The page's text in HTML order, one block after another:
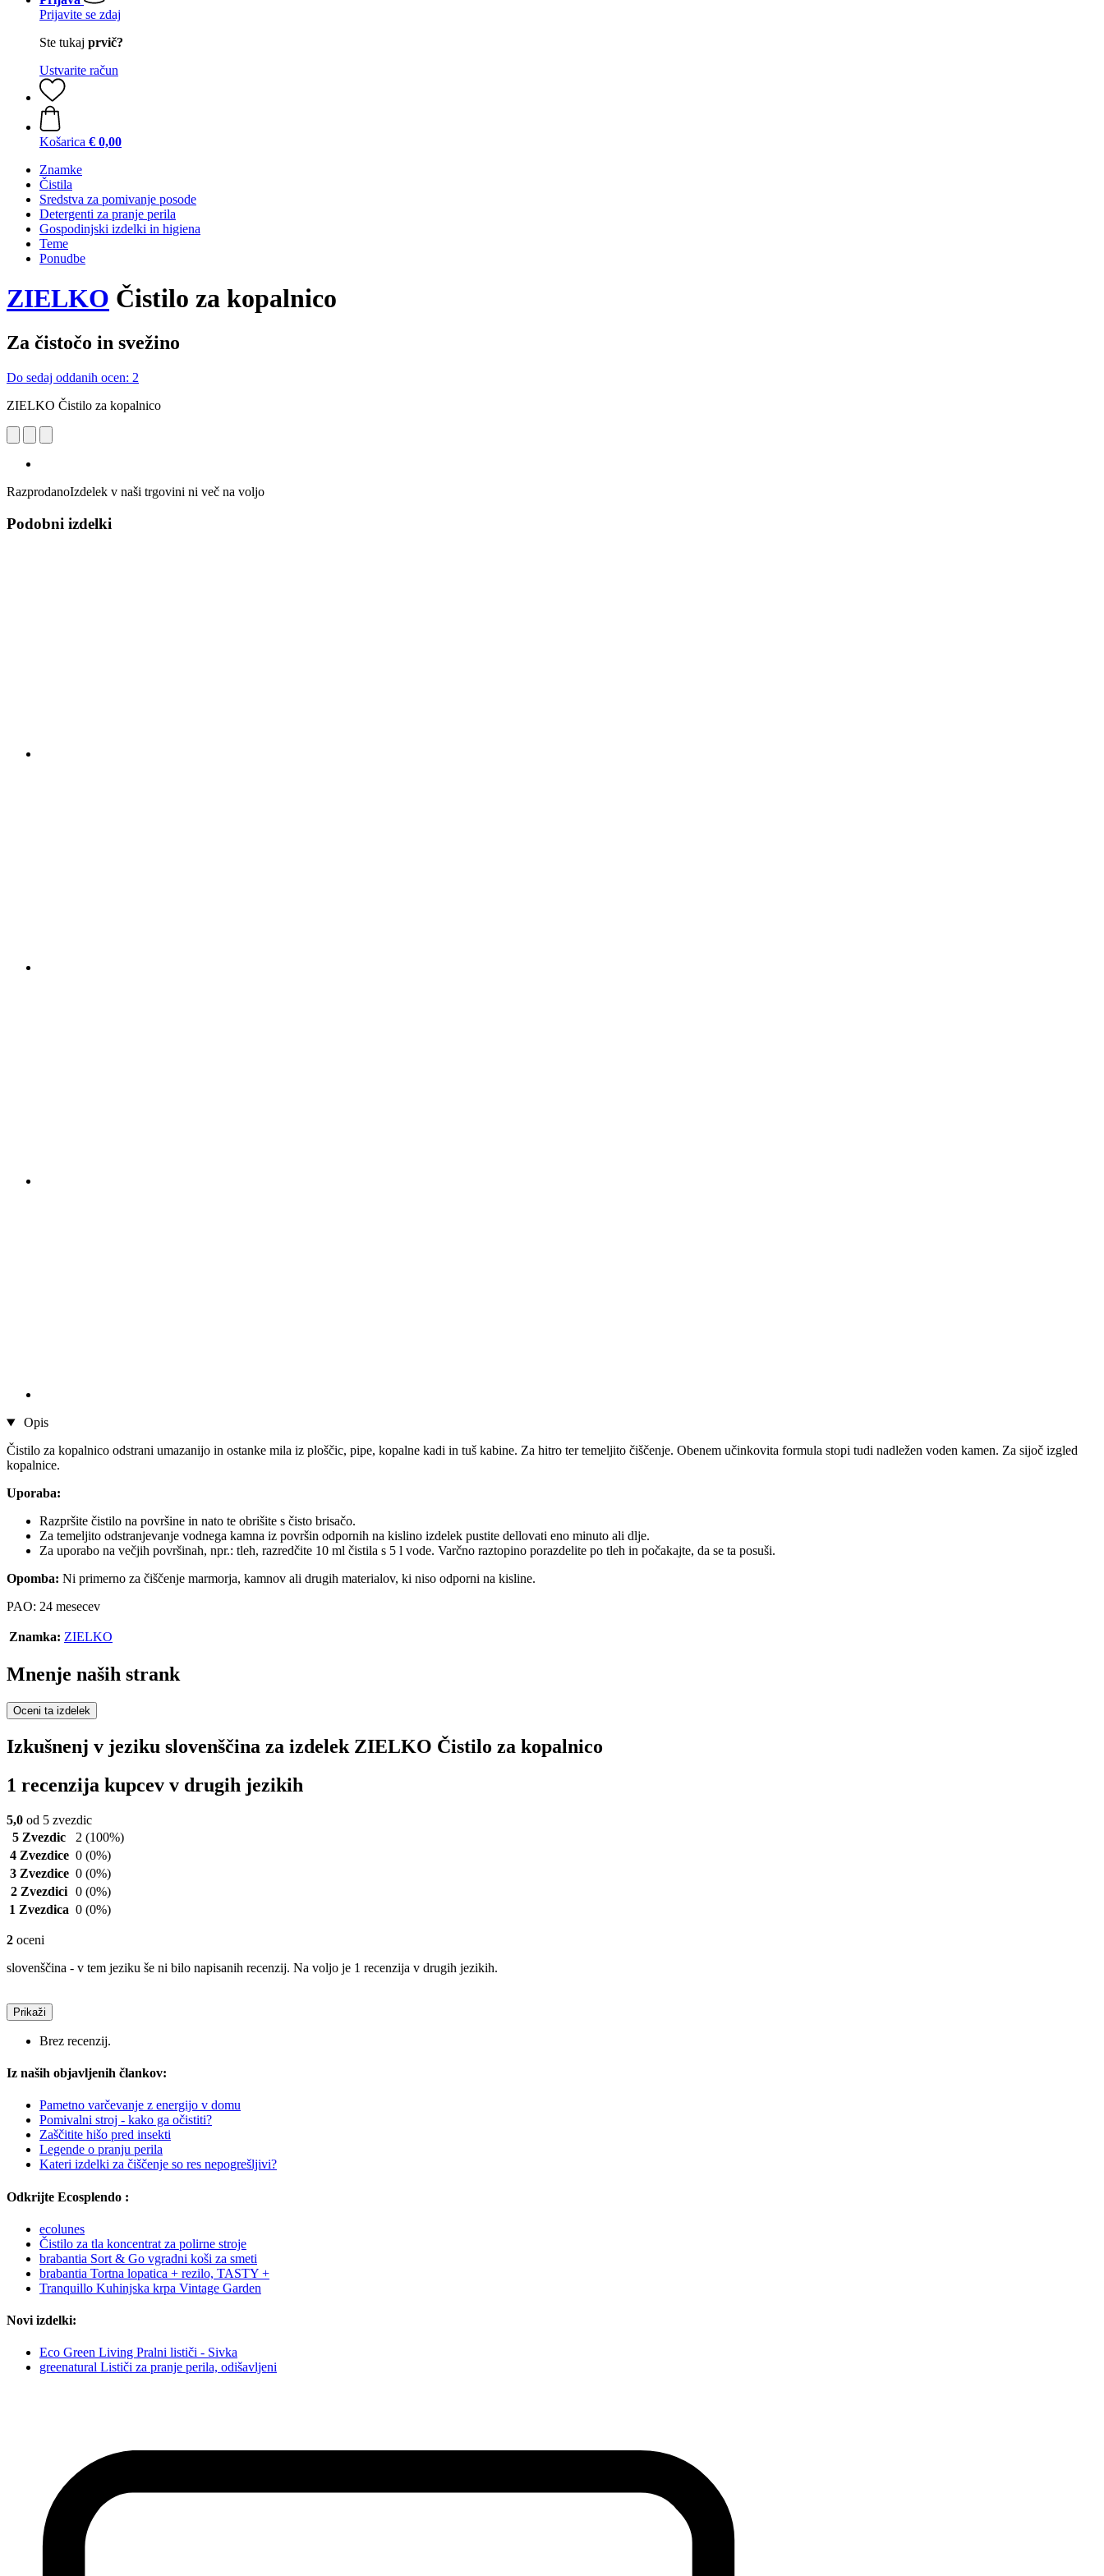
Prijavite se zdaj
Ste tukaj prvič?
Ustvarite račun
Košarica € 0,00
Znamke
Čistila
Sredstva za pomivanje posode
Detergenti za pranje perila
Gospodinjski izdelki in higiena
Teme
Ponudbe
ZIELKO Čistilo za kopalnico
Za čistočo in svežino
Do sedaj oddanih ocen: 2
ZIELKO Čistilo za kopalnico
RazprodanoIzdelek v naši trgovini ni več na voljo
Podobni izdelki
Opis
Čistilo za kopalnico odstrani umazanijo in ostanke mila iz ploščic, pipe, kopalne kadi in tuš kabine. Za hitro ter temeljito čiščenje. Obenem učinkovita formula stopi tudi nadležen voden kamen. Za sijoč izgled
kopalnice.
Uporaba:
Razpršite čistilo na površine in nato te obrišite s čisto brisačo.
Za temeljito odstranjevanje vodnega kamna iz površin odpornih na kislino izdelek pustite dellovati eno minuto ali dlje.
Za uporabo na večjih površinah, npr.: tleh, razredčite 10 ml čistila s 5 l vode. Varčno raztopino porazdelite po tleh in počakajte, da se ta posuši.
Opomba: Ni primerno za čiščenje marmorja, kamnov ali drugih materialov, ki niso odporni na kisline.
PAO: 24 mesecev
Znamka: ZIELKO
Mnenje naših strank
Oceni ta izdelek
Izkušnenj v jeziku slovenščina za izdelek ZIELKO Čistilo za kopalnico
1 recenzija kupcev v drugih jezikih
5,0 od 5 zvezdic
5 Zvezdic
2 (100%)
4 Zvezdice 0 (0%)
3 Zvezdice 0 (0%)
2 Zvezdici 0 (0%)
1 Zvezdica 0 (0%)
2 oceni
slovenščina - v tem jeziku še ni bilo napisanih recenzij. Na voljo je 1 recenzija v drugih jezikih.
Prikaži
Brez recenzij.
Iz naših objavljenih člankov:
Pametno varčevanje z energijo v domu
Pomivalni stroj - kako ga očistiti?
Zaščitite hišo pred insekti
Legende o pranju perila
Kateri izdelki za čiščenje so res nepogrešljivi?
Odkrijte Ecosplendo :
ecolunes
Čistilo za tla koncentrat za polirne stroje
brabantia Sort & Go vgradni koši za smeti
brabantia Tortna lopatica + rezilo, TASTY +
Tranquillo Kuhinjska krpa Vintage Garden
Novi izdelki:
Eco Green Living Pralni lističi - Sivka
greenatural Lističi za pranje perila, odišavljeni